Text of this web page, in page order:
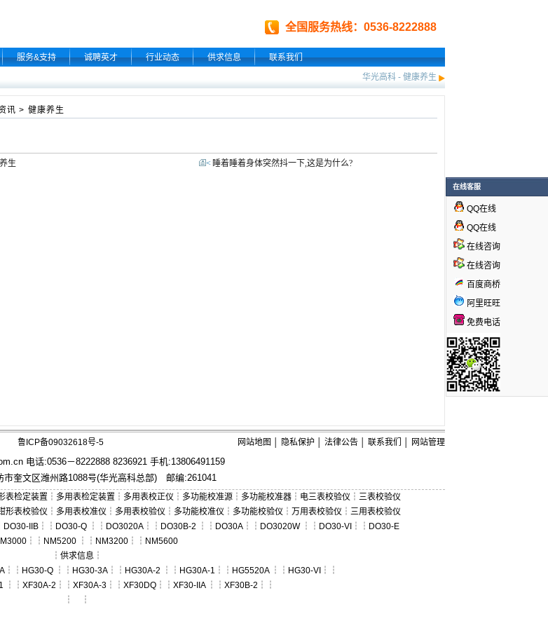
全国服务热线：0536-8222888
服务&支持 诚聘英才 行业动态 供求信息
联系我们
华光高科 - 健康养生
讯 > 健康养生
生 < 睡着睡着身体突然抖一下,这是为什么?
鲁ICP备09032618号-5 网站地图 隐私保护 法律公告 联系我们 网站管理
电话:0536－8222888 8236921 手机:13806491159
市奎文区潍州路1088号(华光高科总部) 邮编:261041
表检定装置 ┆ 多用表检定装置 ┆ 多用表校正仪 ┆ 多功能校准源 ┆ 多功能校准器 ┆ 电三表校验仪 ┆ 三表校验仪
形表校验仪 ┆ 多用表校准仪 ┆ 多用表校验仪 ┆ 多功能校准仪 ┆ 多功能校验仪 ┆ 万用表校验仪 ┆ 三用表校验仪
DO30-IIB ┆┆ DO30-Q ┆┆ DO3020A ┆┆ DO30B-2 ┆┆ DO30A ┆┆ DO3020W┆┆ DO30-VI ┆┆ DO30-E
┆┆ NM5200┆┆ NM3200┆┆ NM5600
┆ 供求信息 ┆
┆┆ HG30-Q ┆┆ HG30-3A ┆┆ HG30A-2 ┆┆ HG30A-1 ┆┆ HG5520A┆┆ HG30-VI ┆┆
┆┆ XF30A-2 ┆┆ XF30A-3 ┆┆ XF30DQ ┆┆ XF30-IIA┆┆ XF30B-2 ┆┆
┆ ┆
在线客服
QQ在线
QQ在线
在线咨询
在线咨询
百度商桥
阿里旺旺
免费电话